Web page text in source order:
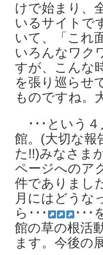
けで始まり、
いるサイトで
いて、「これ
いろんなワク
すが、こんな
を張り巡らせ
ものですね。
･･･という
館。(大切な報
た!!)みなさま
ページへのア
件でありまし
月にはどうな
ら･･･
･･･
館の草の根活
ます。今後の